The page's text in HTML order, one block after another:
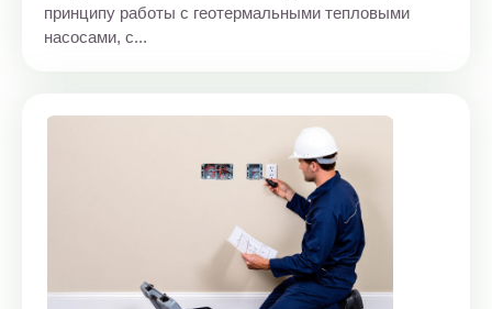
принципу работы с геотермальными тепловыми
насосами, с...